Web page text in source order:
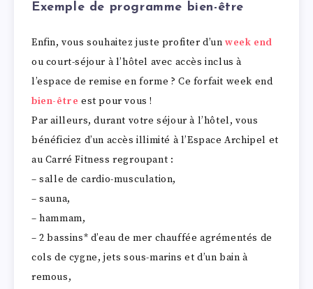
Exemple de programme bien-être
Enfin, vous souhaitez juste profiter d’unweek end
ou court-séjour à l’hôtel avec accès inclus à
l’espace de remise en forme ? Ce forfait week end
bien-être est pour vous !
Par ailleurs, durant votre séjour à l’hôtel, vous
bénéficiez d’un accès illimité à l’Espace Archipel et
au Carré Fitness regroupant :
– salle de cardio-musculation,
– sauna,
– hammam,
– 2 bassins* d’eau de mer chauffée agrémentés de
cols de cygne, jets sous-marins et d’un bain à
remous,